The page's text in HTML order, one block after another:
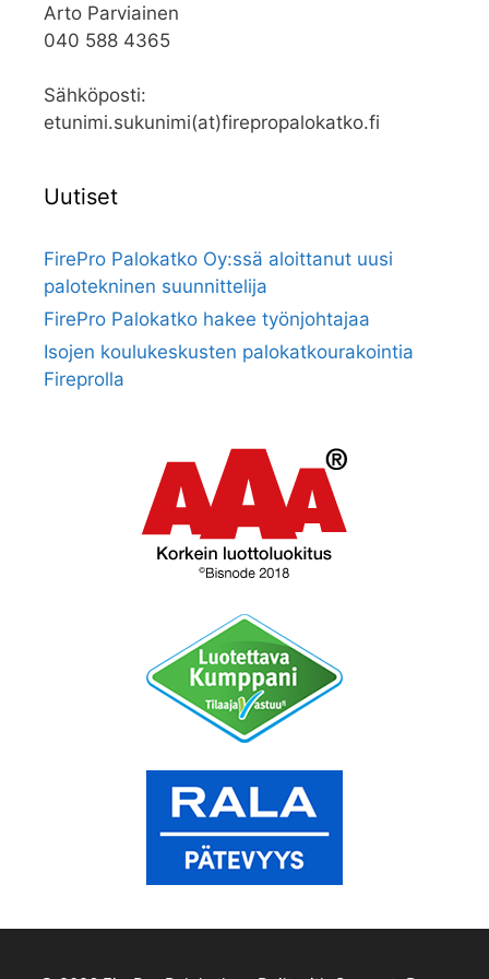
Arto Parviainen
040 588 4365
Sähköposti:
etunimi.sukunimi(at)firepropalokatko.fi
Uutiset
FirePro Palokatko Oy:ssä aloittanut uusi
palotekninen suunnittelija
FirePro Palokatko hakee työnjohtajaa
Isojen koulukeskusten palokatkourakointia
Fireprolla